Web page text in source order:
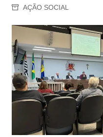
AÇÃO SOCIAL